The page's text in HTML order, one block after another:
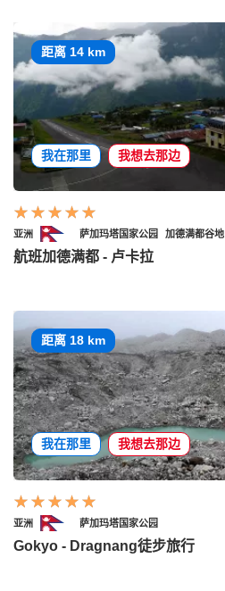
距离 14 km
我在那里 我想去那边
亚洲 萨加玛塔国家公园 加德满都谷地
航班加德满都 - 卢卡拉
距离 18 km
我在那里 我想去那边
亚洲 萨加玛塔国家公园
Gokyo - Dragnang徒步旅行